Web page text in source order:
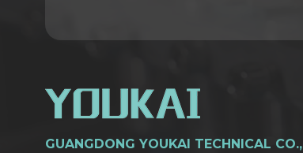
GUANGDONG YOUKAI TECHNICAL CO.,